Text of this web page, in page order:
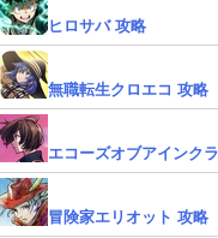
ヒロサバ 攻略
無職転生クロエコ 攻略
エコーズオブアインク
冒険家エリオット 攻略